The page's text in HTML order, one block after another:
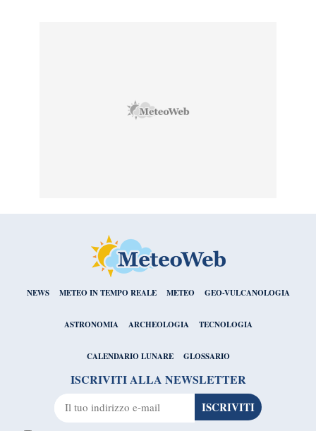
NEWS METEO IN TEMPO REALE METEO GEO-VULCANOLOGIA
ASTRONOMIA ARCHEOLOGIA TECNOLOGIA
CALENDARIO LUNARE GLOSSARIO
ISCRIVITI ALLA NEWSLETTER